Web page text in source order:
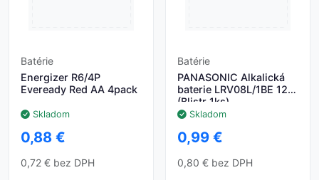
Batérie
Energizer R6/4P
Eveready Red AA 4pack
Skladom
0,88 €
0,72 € bez DPH
Batérie
PANASONIC Alkalická
baterie LRV08L/1BE 12V
(Blistr 1ks)
Skladom
0,99 €
0,80 € bez DPH